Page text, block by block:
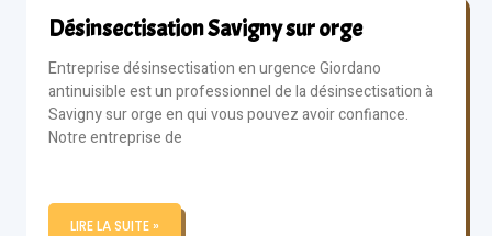
Désinsectisation Savigny sur orge
Entreprise désinsectisation en urgence Giordano
antinuisible est un professionnel de la désinsectisation à
Savigny sur orge en qui vous pouvez avoir confiance.
Notre entreprise de
LIRE LA SUITE »